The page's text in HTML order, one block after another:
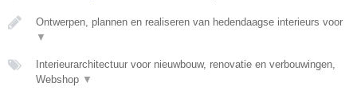
Ontwerpen, plannen en realiseren van hedendaagse interieurs voor
▼
Interieurarchitectuur voor nieuwbouw, renovatie en verbouwingen,
Webshop ▼